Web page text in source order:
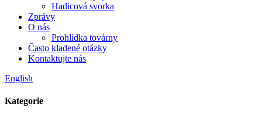
Hadicová svorka
Zprávy
O nás
Prohlídka továrny
Často kladené otázky
Kontaktujte nás
English
Kategorie